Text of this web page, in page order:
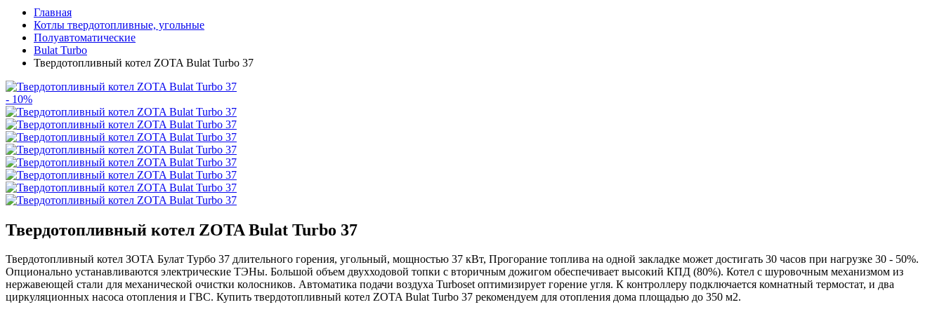
Главная
Котлы твердотопливные, угольные
Полуавтоматические
Bulat Turbo
Твердотопливный котел ZOTA Bulat Turbo 37
- 10%
Твердотопливный котел ZOTA Bulat Turbo 37
Твердотопливный котел ЗОТА Булат Турбо 37 длительного горения, угольный, мощностью 37 кВт, Прогорание топлива на одной закладке может достигать 30 часов при нагрузке 30 - 50%.
Опционально устанавливаются электрические ТЭНы. Большой объем двухходовой топки с вторичным дожигом обеспечивает высокий КПД (80%). Котел с шуровочным механизмом из
нержавеющей стали для механической очистки колосников. Автоматика подачи воздуха Turboset оптимизирует горение угля. К контроллеру подключается комнатный термостат, и два
циркуляционных насоса отопления и ГВС. Купить твердотопливный котел ZOTA Bulat Turbo 37 рекомендуем для отопления дома площадью до 350 м2.